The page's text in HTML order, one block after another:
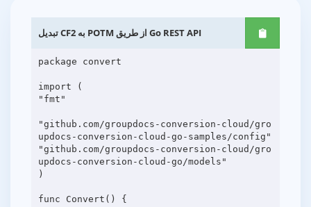
تبدیل CF2 به POTM از طریق Go REST API
package convert
import (
"fmt"
"github.com/groupdocs-conversion-cloud/gro
updocs-conversion-cloud-go-samples/config"
"github.com/groupdocs-conversion-cloud/gro
updocs-conversion-cloud-go/models"
)
func Convert() {